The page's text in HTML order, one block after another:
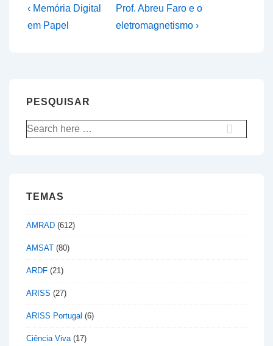
Navegação
de
Previous
Post
‹ Memória Digital
em Papel
Next
Post
Prof. Abreu Faro e o
eletromagnetismo ›
PESQUISAR
Pesquisar
por:
TEMAS
AMRAD (612)
AMSAT (80)
ARDF (21)
ARISS (27)
ARISS Portugal (6)
Ciência Viva(17)